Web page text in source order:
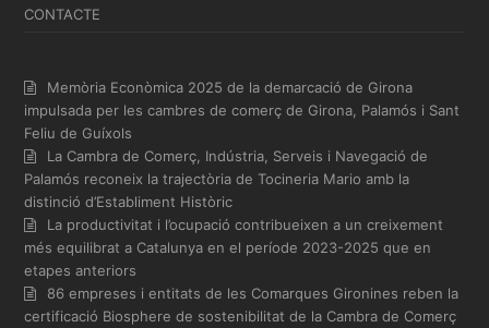
CONTACTE
Memòria Econòmica 2025 de la demarcació de Girona
impulsada per les cambres de comerç de Girona, Palamós i Sant
Feliu de Guíxols
La Cambra de Comerç, Indústria, Serveis i Navegació de
Palamós reconeix la trajectòria de Tocineria Mario amb la
distinció d’Establiment Històric
La productivitat i l’ocupació contribueixen a un creixement
més equilibrat a Catalunya en el període 2023-2025 que en
etapes anteriors
86 empreses i entitats de les Comarques Gironines reben la
certificació Biosphere de sostenibilitat de la Cambra de Comerç